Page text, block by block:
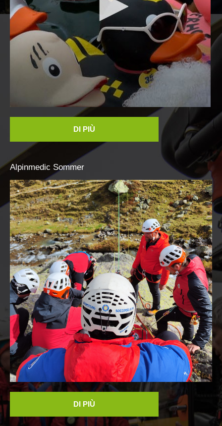
Soccorso in montagna
Elisoccorso
DI PIÙ
Alpinmedic Sommer
DI PIÙ